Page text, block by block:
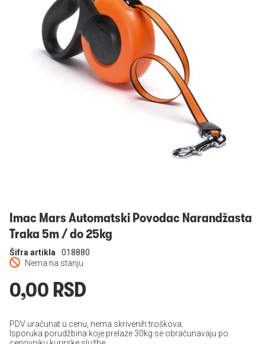
Prijavi se
Imac Mars Automatski Povodac Narandžasta
Traka 5m / do 25kg
Nema na stanju
Šifra artikla 018880
0,00 RSD
PDV uračunat u cenu, nema skrivenih troškova.
Isporuka porudžbina koje prelaze 30kg se obračunavaju po